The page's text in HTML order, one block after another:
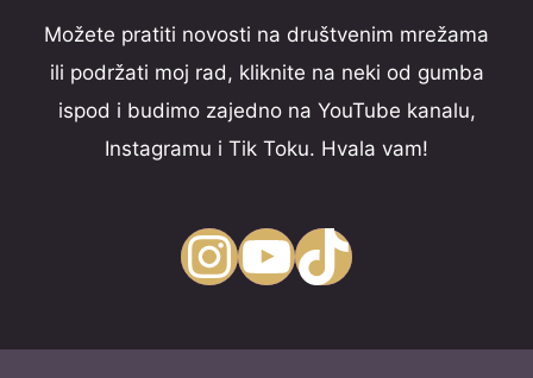
Možete pratiti novosti na društvenim mrežama
ili podržati moj rad, kliknite na neki od gumba
ispod i budimo zajedno na YouTube kanalu,
Instagramu i Tik Toku. Hvala vam!
InstagramYouTube TikTok